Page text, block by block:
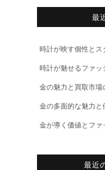
最
時計が映す個性とス
時計が魅せるファッ
金の魅力と買取市場
金の多面的な魅力と
金が導く価値とファ
最近